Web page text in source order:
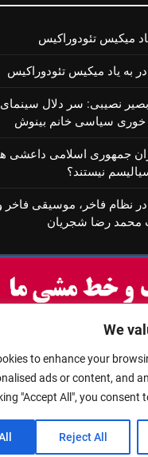
We
to enhance your
ads or content, and
"Accept All", you consent
Reject All
میكیس تئودوراكیس
در به یاد میكیس تئودوراكیس
بصیر نصیبی: سر دلال
خوری سیاسی خانم بینوش
جمهوری اسلامی داعشی
نیستند؟
در نظام فاخر، موسیقی فاخر
محمد رضا شجریان